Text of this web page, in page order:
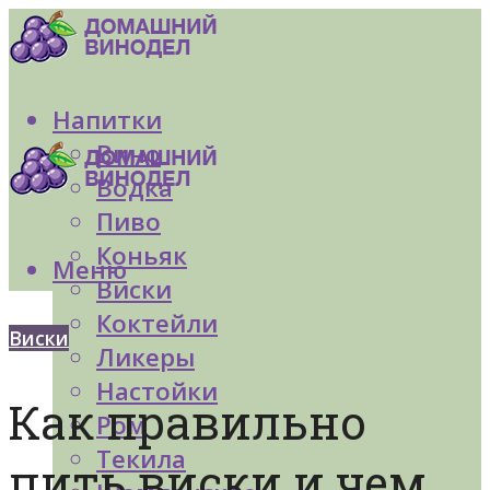
Напитки
Вино
Водка
Пиво
Коньяк
Виски
Коктейли
Ликеры
Настойки
Ром
Текила
Меню
Виски
Как правильно